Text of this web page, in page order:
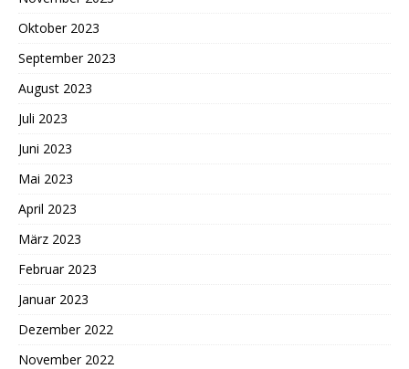
Oktober 2023
September 2023
August 2023
Juli 2023
Juni 2023
Mai 2023
April 2023
März 2023
Februar 2023
Januar 2023
Dezember 2022
November 2022